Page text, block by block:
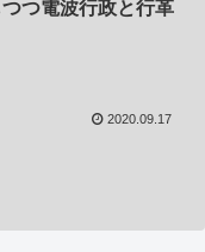
つ電波行政と行革
2020.09.17